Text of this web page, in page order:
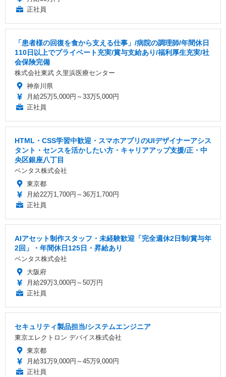
正社員
「患者様の回復を食から支える仕事」/病院の調理師/年間休日
110日以上でプライベート充実/賞与支給あり/福利厚生充実/社
会保険完備
株式会社東武 久里浜医療センター
神奈川県
月給25万5,000円～33万5,000円
正社員
HTML・CSS学習中歓迎・スマホアプリのUIデザイナーアシス
タント・センスを活かしたい方・キャリアアップ支援/正・中
央区銀座八丁目
ベンタス株式会社
東京都
月給22万1,700円～36万1,700円
正社員
AIアセット制作スタッフ・未経験歓迎「完全週休2日制/賞与年
2回」・年間休日125日・昇給あり
ベンタス株式会社
大阪府
月給29万3,000円～50万円
正社員
セキュリティ製品担当/システムエンジニア
東京エレクトロン デバイス株式会社
東京都
月給31万9,000円～45万9,000円
正社員